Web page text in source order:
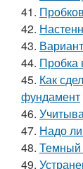
41.
42.
43.
44. Пробка
45. Как
фундамент
46.
47. Надо
48. Темный
49.